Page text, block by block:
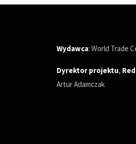
Wydawca: World Trade
Dyrektor projektu,
Artur Adamczak